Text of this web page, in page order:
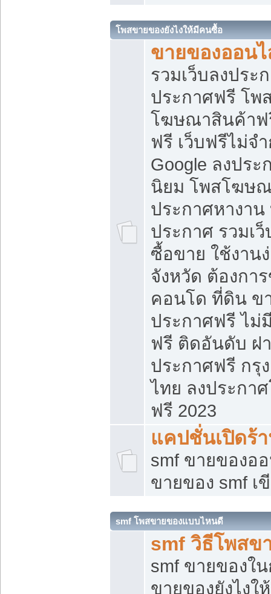
โพสขายของยังไงให้มีคนซื้อ
ขายของออน
รวมเว็บลงประ
ประกาศฟรี โพ
โฆษณาสินค้าฟ
ฟรี เว็บฟรีไม่จ
Google ลงปร
นิยม โพสโฆษ
ประกาศหางาน
ประกาศ รวมเ
ซื้อขาย ใช้งาน
จังหวัด ต้องกา
คอนโด ที่ดิน ข
ประกาศฟรี ไม่
ฟรี ติดอันดับ ฝ
ประกาศฟรี กรุ
ไทย ลงประกา
ฟรี 2023
แคปชั่นเปิดร้
smf ขายของอ
ขายของ smf เ
smf โพสขายของแบบไหนดี
smf วิธีโพสข
smf ขายของใ
ขายของยังไง